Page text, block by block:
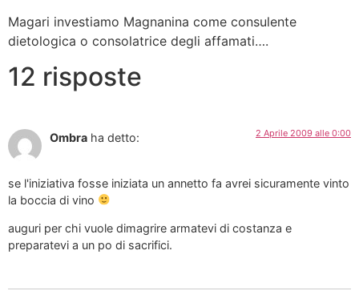
Magari investiamo Magnanina come consulente
dietologica o consolatrice degli affamati….
12 risposte
Ombra ha detto: 2 Aprile 2009 alle 0:00
se l'iniziativa fosse iniziata un annetto fa avrei sicuramente vinto
la boccia di vino
auguri per chi vuole dimagrire armatevi di costanza e
preparatevi a un po di sacrifici.